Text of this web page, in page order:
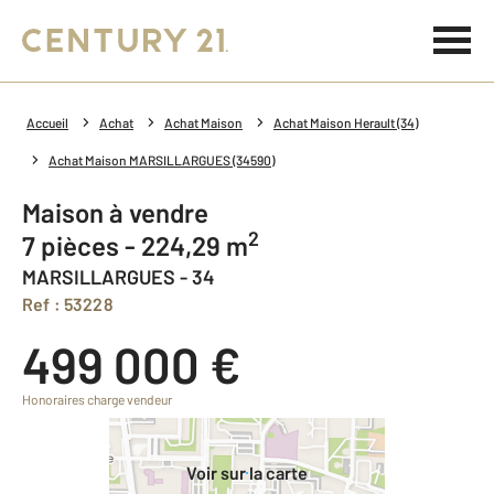
Accueil Achat Achat Maison Achat Maison Herault (34)
Achat Maison MARSILLARGUES (34590)
Maison à vendre
7 pièces - 224,29 m2
MARSILLARGUES - 34
Ref : 53228
499 000 €
Honoraires charge vendeur
Voir sur la carte